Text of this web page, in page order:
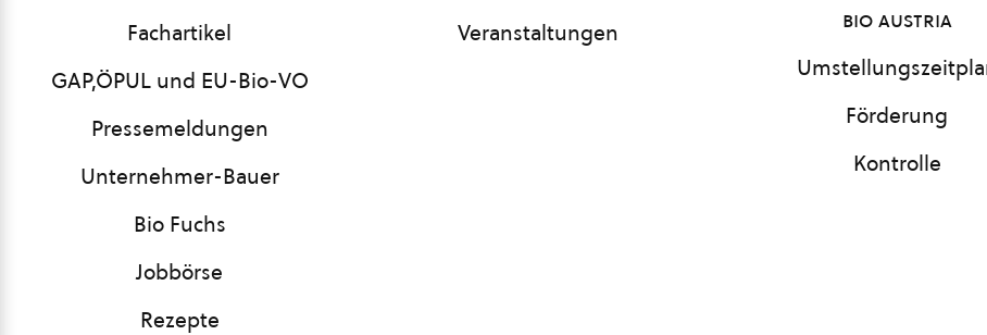
Fachartikel
GAP,ÖPUL und EU-Bio-VO
Pressemeldungen
Unternehmer-Bauer
Bio Fuchs
Jobbörse
Rezepte
Veranstaltungen
bio austria
Förderung
Kontrolle